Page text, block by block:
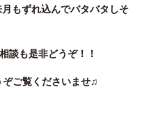
もずれ込んでバタバタしそ
談も是非どうぞ！！
ぞご覧くださいませ♫